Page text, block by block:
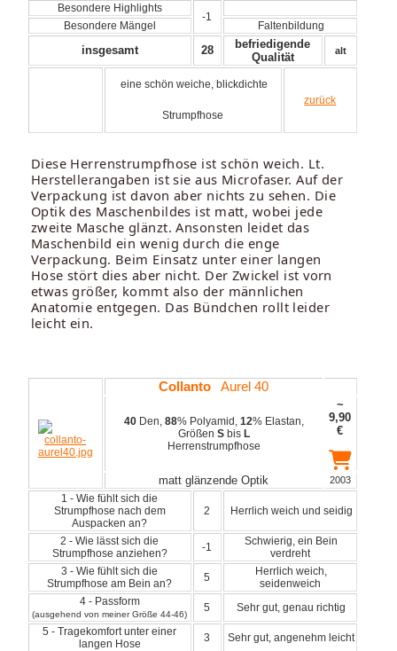
Besondere Highlights
-1
Besondere Mängel Faltenbildung
insgesamt 28
befriedigende
Qualität
alt
eine schön weiche, blickdichte
Strumpfhose
zurück
Diese Herrenstrumpfhose ist schön weich. Lt.
Herstellerangaben ist sie aus Microfaser. Auf der
Verpackung ist davon aber nichts zu sehen. Die
Optik des Maschenbildes ist matt, wobei jede
zweite Masche glänzt. Ansonsten leidet das
Maschenbild ein wenig durch die enge
Verpackung. Beim Einsatz unter einer langen
Hose stört dies aber nicht. Der Zwickel ist vorn
etwas größer, kommt also der männlichen
Anatomie entgegen. Das Bündchen rollt leider
leicht ein.
Collanto Aurel 40
40Den, 88% Polyamid, 12% Elastan,
Größen Sbis L
Herrenstrumpfhose
~
9,90
€
matt glänzende Optik 2003
1 - Wie fühlt sich die
Strumpfhose nach dem
Auspacken an?
2 Herrlich weich und seidig
2 - Wie lässt sich die
Strumpfhose anziehen?
-1
Schwierig, ein Bein
verdreht
3 - Wie fühlt sich die
Strumpfhose am Bein an?
5
Herrlich weich,
seidenweich
4 - Passform
(ausgehend von meiner Größe 44-46)
5
Sehr gut, genau richtig
5 - Tragekomfort unter einer
langen Hose
3
Sehr gut, angenehm leicht